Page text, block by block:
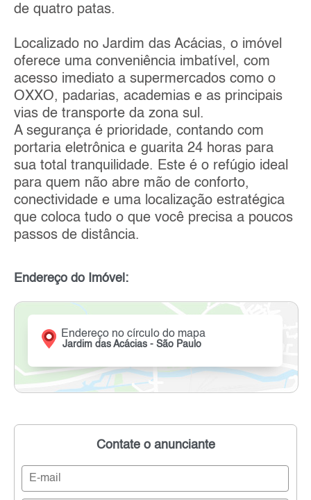
de quatro patas.
Localizado no Jardim das Acácias, o imóvel
oferece uma conveniência imbatível, com
acesso imediato a supermercados como o
OXXO, padarias, academias e as principais
vias de transporte da zona sul.
A segurança é prioridade, contando com
portaria eletrônica e guarita 24 horas para
sua total tranquilidade. Este é o refúgio ideal
para quem não abre mão de conforto,
conectividade e uma localização estratégica
que coloca tudo o que você precisa a poucos
passos de distância.
Endereço do Imóvel:
Endereço no círculo do mapa
Jardim das Acácias - São Paulo
Contate o anunciante